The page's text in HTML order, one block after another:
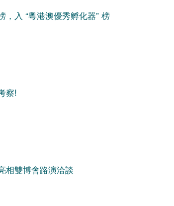
入 “粵港澳優秀孵化器” 榜
察!
相雙博會路演洽談